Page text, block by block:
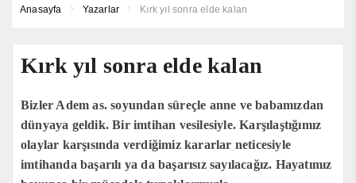
Anasayfa Yazarlar Kırk yıl sonra elde kalan
Kırk yıl sonra elde kalan
Bizler Adem as. soyundan süreçle anne ve babamızdan
dünyaya geldik. Bir imtihan vesilesiyle. Karşılaştığımız
olaylar karşısında verdiğimiz kararlar neticesiyle
imtihanda başarılı ya da başarısız sayılacağız. Hayatımız